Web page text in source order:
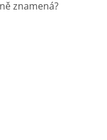
znamená?